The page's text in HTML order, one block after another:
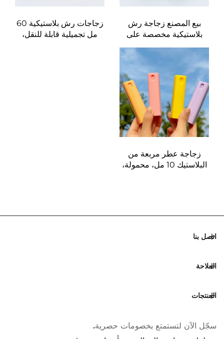
بيع المصنع زجاجة رش
بلاستيكية مخصصة على
شكل مربع سعة 120 مل
زجاجات رش بلاستيكية 60
مل تجميلية قابلة للنقل،
زجاجة عطر مربعة من
البلاستيك 10 مل، محمولة،
اتصل بنا
الملاحة
المنتجات
سجّل الآن لتستمتع بخصومات حصرية.